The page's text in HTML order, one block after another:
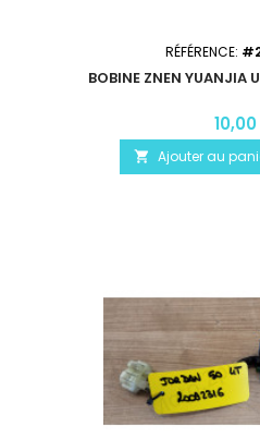
RÉFÉRENCE:
BOBINE ZNEN
 Ajouter au